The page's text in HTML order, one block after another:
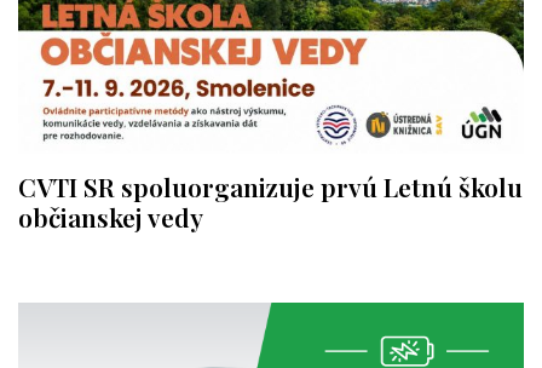
CVTI SR spoluorganizuje prvú Letnú školu
občianskej vedy